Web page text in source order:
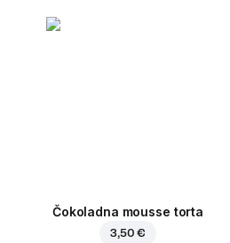
Čokoladna mousse torta
3,50 €